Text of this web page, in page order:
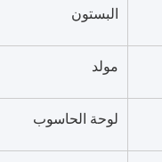
البستون
مولد
لوحة الحاسوب